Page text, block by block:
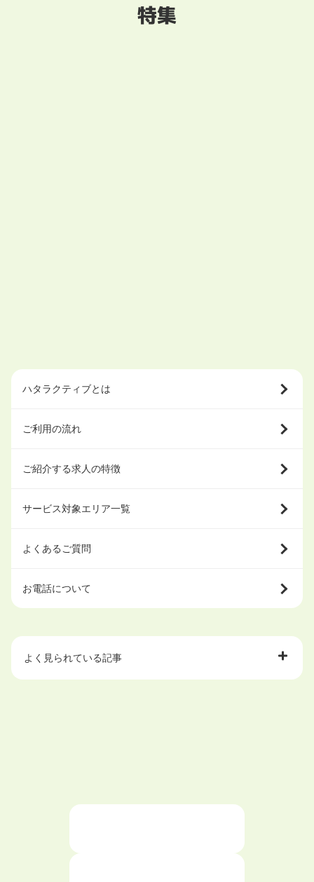
特集
ハタラクティブとは
ご利用の流れ
ご紹介する求人の特徴
サービス対象エリア一覧
よくあるご質問
お電話について
よく見られている記事
仕事が続かない人の特徴と対処法を解説！